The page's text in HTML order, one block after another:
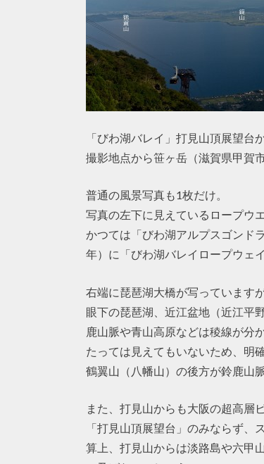
「びわ湖バレイ」打見山頂展望台
撮影地点から笹ヶ岳（滋賀県甲賀
普通の風景写真も1枚だけ。
写真の左下に見えているロープウ
かつては「びわ湖アルプスゴンド
年）に「びわ湖バレイロープウェ
右端に琵琶湖大橋が写っています
眼下の琵琶湖、近江盆地（近江平
鹿山脈や青山高原などは稜線が分
たっては見えてもいないため、明
鶴翼山（八幡山）の後方が鈴鹿山
また、打見山からも大阪の超高層
「打見山頂展望台」のみならず
算上、打見山からは淡路島や六甲